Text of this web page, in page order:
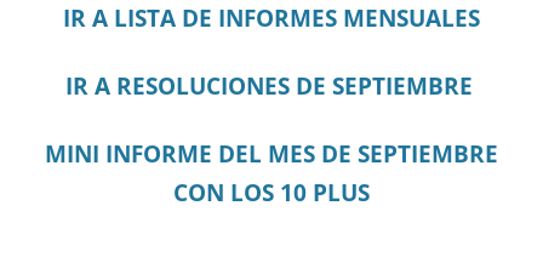
IR A LISTA DE INFORMES MENSUALES
IR A RESOLUCIONES DE SEPTIEMBRE
MINI INFORME DEL MES DE SEPTIEMBRE
CON LOS 10 PLUS